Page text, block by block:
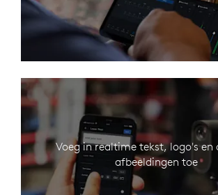
Voeg in realtime tekst, logo's en
afbeeldingen toe